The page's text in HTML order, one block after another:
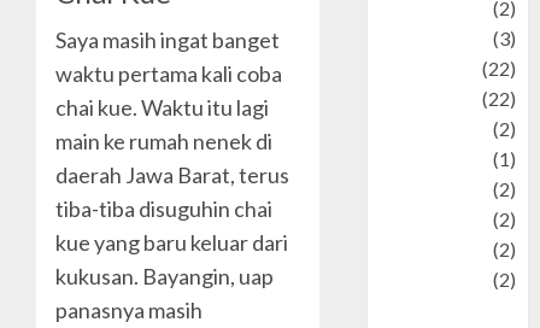
Saya masih ingat banget
waktu pertama kali coba
chai kue. Waktu itu lagi
main ke rumah nenek di
daerah Jawa Barat, terus
tiba-tiba disuguhin chai
kue yang baru keluar dari
kukusan. Bayangin, uap
panasnya masih
(2)
(3)
(22)
(22)
(2)
(1)
(2)
(2)
(2)
(2)